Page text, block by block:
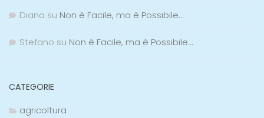
Diana su Non è Facile, ma è Possibile…
Stefano su Non è Facile, ma è Possibile…
CATEGORIE
agricoltura